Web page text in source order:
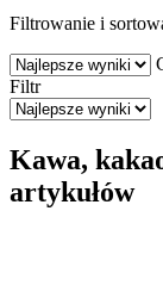
Filtrowanie i
Filtr
Kawa,
artykułów